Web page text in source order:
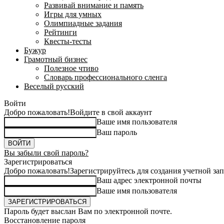
Развивай внимание и память
Игры для умных
Олимпиадные задания
Рейтинги
Квесты-тесты
Бужур
Грамотный бизнес
Полезное чтиво
Словарь профессионального сленга
Веселый русский
Войти
Добро пожаловать!Войдите в свой аккаунт
Ваше имя пользователя
Ваш пароль
Вы забыли свой пароль?
Зарегистрироваться
Добро пожаловать!Зарегистрируйтесь для создания учетной
Ваш адрес электронной почты
Ваше имя пользователя
Пароль будет выслан Вам по электронной почте.
Восстановление пароля